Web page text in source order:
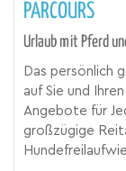
PARCOURS
Urlaub mit Pferd
Das persönlich
auf Sie und
Angebote für
großzügige